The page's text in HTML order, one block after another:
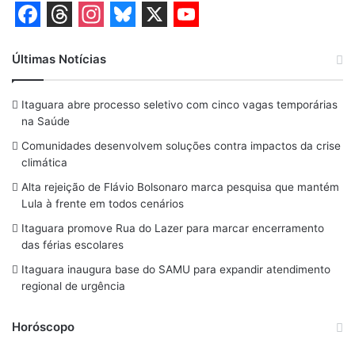
a
c
e
b
o
o
k
h
r
e
a
d
s
n
s
t
a
r
a
m
u
e
s
y
u
T
u
e
Últimas Notícias
Itaguara abre processo seletivo com cinco vagas temporárias
na Saúde
Comunidades desenvolvem soluções contra impactos da crise
climática
Alta rejeição de Flávio Bolsonaro marca pesquisa que mantém
Lula à frente em todos cenários
Itaguara promove Rua do Lazer para marcar encerramento
das férias escolares
Itaguara inaugura base do SAMU para expandir atendimento
regional de urgência
Horóscopo